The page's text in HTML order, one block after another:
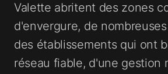
Valette abritent des zones
d'envergure, de
des établissements qui ont
réseau fiable, d'une gestion